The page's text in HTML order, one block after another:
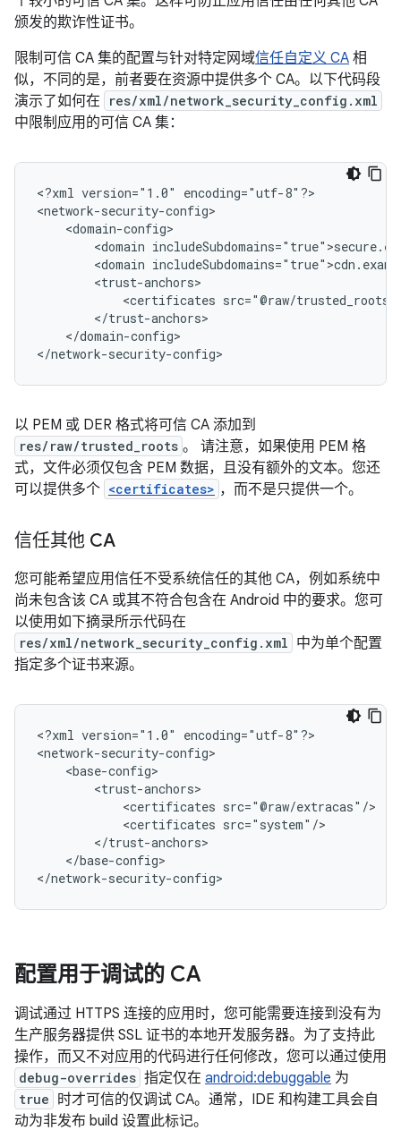
颁发的欺诈性证书。
限制可信 CA 集的配置与针对特定网域信任自定义 CA 相
似，不同的是，前者要在资源中提供多个 CA。以下代码段
演示了如何在
res/xml/network_security_config.xml
中限制应用的可信 CA 集：
<?xml version="1.0"
encoding="utf-8"?>
<domain
<domain
<certificates
</domain-config>
</network-security-config>
以 PEM 或 DER 格式将可信 CA 添加到
res/raw/trusted_roots 。 请注意，如果使用 PEM 格
式，文件必须仅包含 PEM 数据，且没有额外的文本。 您还
可以提供多个 <certificates> ，而不是只提供一个。
信任其他 CA
您可能希望应用信任不受系统信任的其他 CA，例如系统中
尚未包含该 CA 或其不符合包含在 Android 中的要求。您可
以使用如下摘录所示代码在
res/xml/network_security_config.xml 中为单个配置
指定多个证书来源。
<?xml version="1.0"
encoding="utf-8"?>
<certificates
<certificates
</base-config>
</network-security-config>
配置用于调试的 CA
调试通过 HTTPS 连接的应用时，您可能需要连接到没有为
生产服务器提供 SSL 证书的本地开发服务器。为了支持此
操作，而又不对应用的代码进行任何修改，您可以通过使用
debug-overrides 指定仅在 android:debuggable 为
true 时才可信的仅调试 CA。 通常，IDE 和构建工具会自
动为非发布 build 设置此标记。